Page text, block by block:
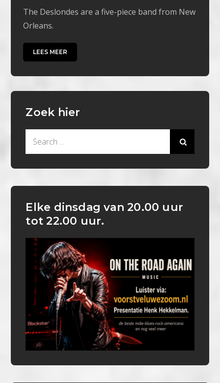
The Deslondes are a five-piece band from New
Orleans.
LEES MEER
Zoek hier
Elke dinsdag van 20.00 uur
tot 22.00 uur.